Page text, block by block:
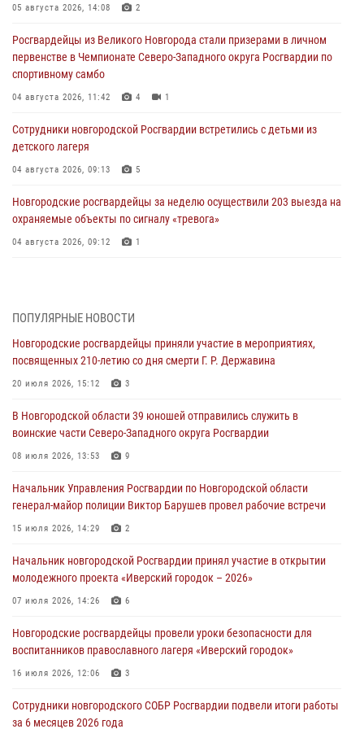
05 августа 2026, 14:08 2
Росгвардейцы из Великого Новгорода стали призерами в личном
первенстве в Чемпионате Северо-Западного округа Росгвардии по
спортивному самбо
04 августа 2026, 11:42 4 1
Сотрудники новгородской Росгвардии встретились с детьми из
детского лагеря
04 августа 2026, 09:13 5
Новгородские росгвардейцы за неделю осуществили 203 выезда на
охраняемые объекты по сигналу «тревога»
04 августа 2026, 09:12 1
В Великом Новгороде сотрудники центра лицензионно-
разрешительной работы Росгвардии провели телефонную «горячую
30 июля 2026, 14:36 1
Новгородские росгвардейцы рассказали о службе детям из летнего
30 июля 2026, 08:40 5
Новгородские росгвардейцы задержали мужчину
Телесюжет в программе "Новгородское областное телевидение.
Новости часа." от 29 июля 2026 года. Новгородские призывники
29 июля 2026, 12:54 1
ПОПУЛЯРНЫЕ НОВОСТИ
Новгородские росгвардейцы приняли участие в мероприятиях,
посвященных 210-летию со дня смерти Г. Р. Державина
20 июля 2026, 15:12 3
В Новгородской области 39 юношей отправились служить в
воинские части Северо-Западного округа Росгвардии
08 июля 2026, 13:53 9
Начальник Управления Росгвардии по Новгородской области
генерал-майор полиции Виктор Барушев провел рабочие встречи
15 июля 2026, 14:29 2
Начальник новгородской Росгвардии принял участие в открытии
молодежного проекта «Иверский городок – 2026»
07 июля 2026, 14:26 6
Новгородские росгвардейцы провели уроки безопасности для
воспитанников православного лагеря «Иверский городок»
16 июля 2026, 12:06 3
Сотрудники новгородского СОБР Росгвардии подвели итоги работы
за 6 месяцев 2026 года